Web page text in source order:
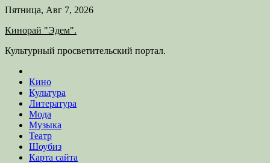
Skip
content
Пятница, Авг 7, 2026
Кинорай "Эдем".
Культурный просветительский портал.
Кино
Культура
Литература
Мода
Музыка
Театр
Шоубиз
Карта сайта